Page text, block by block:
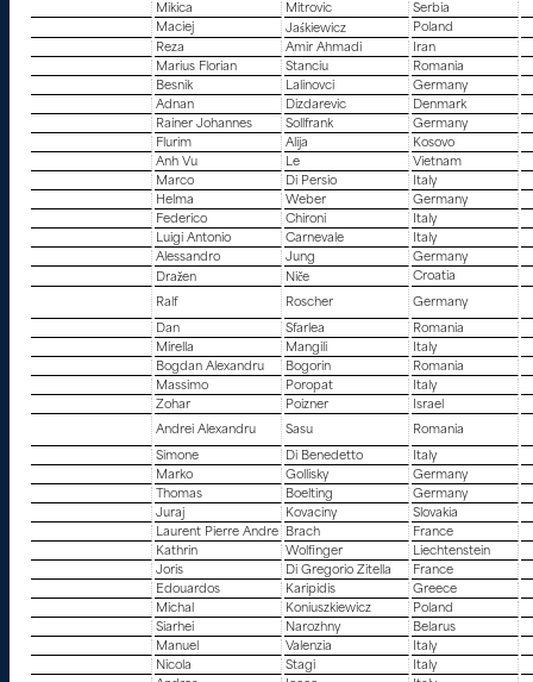
Mikica
Mitrovic
Serbia
Maciej
Jaśkiewicz
Poland
Reza
Amir Ahmadi
Iran
Marius Florian
Stanciu
Romania
Besnik
Lalinovci
Germany
Adnan
Dizdarevic
Denmark
Rainer Johannes
Sollfrank
Germany
Flurim
Alija
Kosovo
Anh Vu
Le
Vietnam
Marco
Di Persio
Italy
Helma
Weber
Germany
Federico
Chironi
Italy
Luigi Antonio
Carnevale
Italy
Alessandro
Jung
Germany
Dražen
Niče
Croatia
Ralf
Roscher
Germany
Dan
Sfarlea
Romania
Mirella
Mangili
Italy
Bogdan Alexandru
Bogorin
Romania
Massimo
Poropat
Italy
Zohar
Poizner
Israel
Andrei Alexandru
Sasu
Romania
Simone
Di Benedetto
Italy
Marko
Gollisky
Germany
Thomas
Boelting
Germany
Juraj
Kovaciny
Slovakia
Laurent Pierre Andre
Brach
France
Kathrin
Wolfinger
Liechtenstein
Joris
Di Gregorio Zitella
France
Edouardos
Karipidis
Greece
Michal
Koniuszkiewicz
Poland
Siarhei
Narozhny
Belarus
Manuel
Valenzia
Italy
Nicola
Stagi
Italy